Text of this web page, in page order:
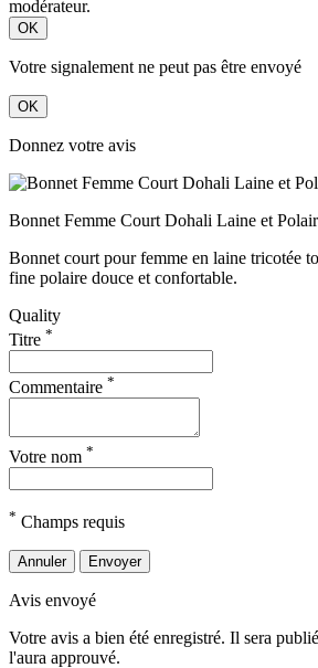
modérateur.
OK
Votre signalement ne peut pas être envoyé
OK
Donnez votre avis
Bonnet Femme Court Dohali Laine et
Bonnet court pour femme en laine tricotée
fine polaire douce et confortable.
Quality
Titre *
Commentaire *
Votre nom *
* Champs requis
Annuler Envoyer
Avis envoyé
Votre avis a bien été enregistré. Il sera
l'aura approuvé.